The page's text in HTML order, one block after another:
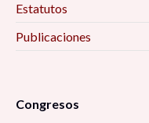
Estatutos
Publicaciones
Congresos